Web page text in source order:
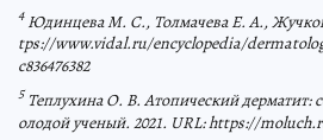
4Юдинцева М. С., Толмачева Е. А.,
tps://www.vidal.ru/encyclopedia/
c836476382
5 Теплухина О. В. Атопический
олодой ученый. 2021. URL: https://